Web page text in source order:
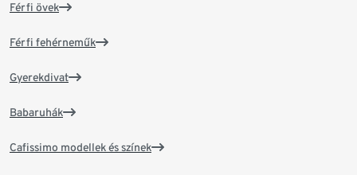
Férfi övek
Férfi fehérneműk
Gyerekdivat
Babaruhák
Cafissimo modellek és színek